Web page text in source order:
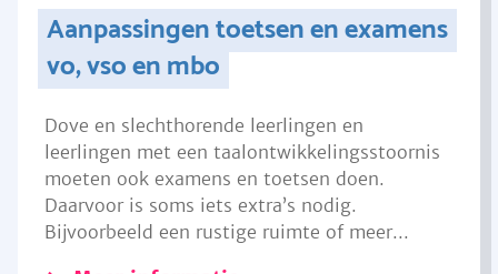
Aanpassingen toetsen en examens
vo, vso en mbo
Dove en slechthorende leerlingen en
leerlingen met een taalontwikkelingsstoornis
moeten ook examens en toetsen doen.
Daarvoor is soms iets extra’s nodig.
Bijvoorbeeld een rustige ruimte of meer...